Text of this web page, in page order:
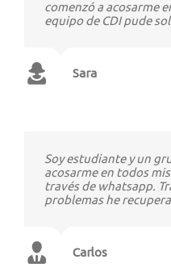
comenzó a acosarme
equipo de CDI pude
Sara
Soy estudiante y un
acosarme en todos
través de whatsapp.
problemas he
Carlos